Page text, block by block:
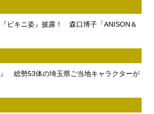
ビキニ姿』披露！ 森口博子「ANISON＆
総勢53体の埼玉県ご当地キャラクターが